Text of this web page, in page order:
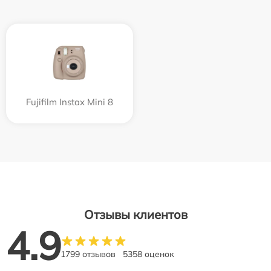
Fujifilm Instax Mini 8
Отзывы клиентов
4.91799 отзывов 5358 оценок